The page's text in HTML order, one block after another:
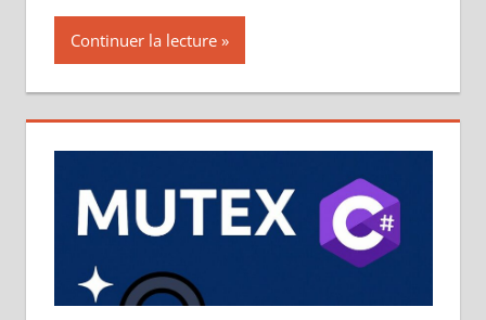
Continuer la lecture